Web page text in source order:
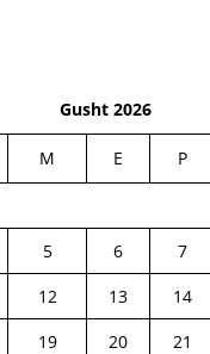
Gusht 2026
M E P
5 6 7
12 13 14
19 20 21